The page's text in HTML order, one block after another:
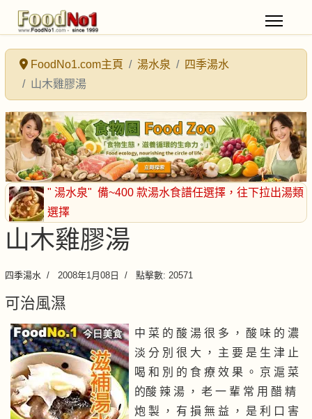
FoodNo1.com主頁 湯水泉
四季湯水
山木雞膠湯
" 湯水泉" 備~400 款湯水食譜任選擇 ，往下拉出湯類
選擇
山木雞膠湯
四季湯水 2008年1月08日 點擊數: 20571
可治風濕
中 菜 的 酸 湯 很 多 ， 酸 味 的 濃
淡 分 別 很 大 ， 主 要 是 生 津 止
喝 和 別 的 食 療 效 果 。 京 滬 菜
的酸 辣 湯 ， 老 一 輩 常 用 醋 精
炮 製 ， 有 損 無 益 ， 是 利 口 害